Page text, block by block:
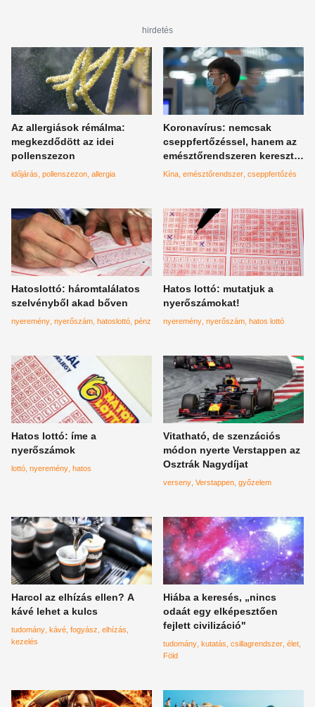
hirdetés
Az allergiások rémálma:
megkezdődött az idei
pollenszezon
időjárás pollenszezon allergia
Koronavírus: nemcsak
cseppfertőzéssel, hanem az
emésztőrendszeren keresztül
is terjedhet
Kína emésztőrendszer cseppfertőzés
Hatoslottó: háromtalálatos
szelvényből akad bőven
nyeremény nyerőszám hatoslottó pénz
Hatos lottó: mutatjuk a
nyerőszámokat!
nyeremény nyerőszám hatos lottó
Hatos lottó: íme a
nyerőszámok
lottó nyeremény hatos
Vitatható, de szenzációs
módon nyerte Verstappen az
Osztrák Nagydíjat
verseny Verstappen győzelem
Harcol az elhízás ellen? A
kávé lehet a kulcs
tudomány kávé fogyász elhízás
kezelés
Hiába a keresés, „nincs
odaát egy elképesztően
fejlett civilizáció"
tudomány kutatás csillagrendszer élet
Föld